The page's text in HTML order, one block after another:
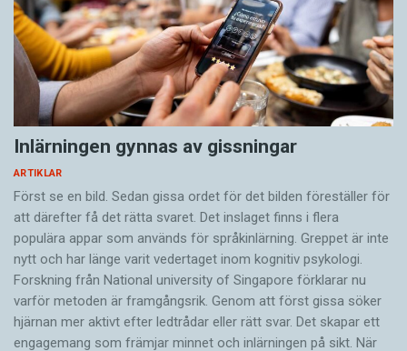
Inlärningen gynnas av gissningar
ARTIKLAR
Först se en bild. Sedan gissa ordet för det bilden föreställer för
att därefter få det rätta svaret. Det inslaget finns i flera
populära appar som används för språkinlärning. Greppet är inte
nytt och har länge varit vedertaget inom kognitiv psykologi.
Forskning från National university of Singa­pore förklarar nu
varför metoden är framgångsrik. Genom att först gissa ­söker
hjärnan mer aktivt ­efter ledtrådar eller rätt svar. Det skapar ett
engagemang som främjar minnet och inlärningen på sikt. När